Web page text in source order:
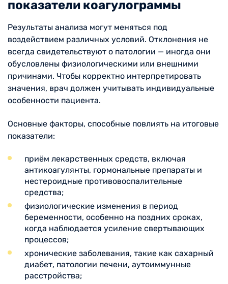
показатели коагулограммы
Результаты анализа могут меняться под
воздействием различных условий. Отклонения не
всегда свидетельствуют о патологии — иногда они
обусловлены физиологическими или внешними
причинами. Чтобы корректно интерпретировать
значения, врач должен учитывать индивидуальные
особенности пациента.
Основные факторы, способные повлиять на итоговые
показатели:
приём лекарственных средств, включая
антикоагулянты, гормональные препараты и
нестероидные противовоспалительные
средства;
физиологические изменения в период
беременности, особенно на поздних сроках,
когда наблюдается усиление свертывающих
процессов;
хронические заболевания, такие как сахарный
диабет, патологии печени, аутоиммунные
расстройства;